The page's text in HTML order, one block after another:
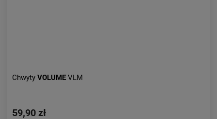
Chwyty VOLUME VLM
59,90 zł